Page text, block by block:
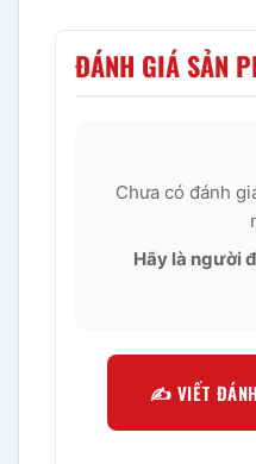
ĐÁNH GIÁ SẢN
Chưa có đánh
Hãy là người
✍️ VIẾT